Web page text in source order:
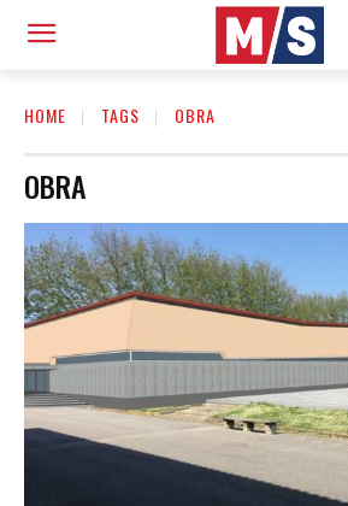
HOME TAGS OBRA
OBRA